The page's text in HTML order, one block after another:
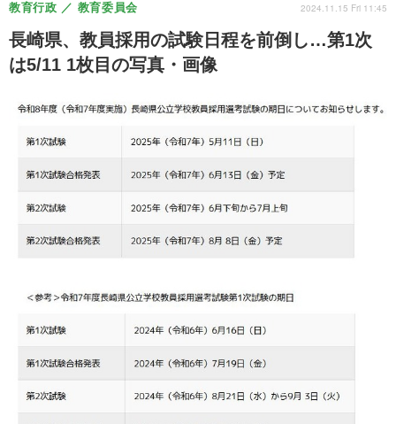
長崎県、教員採用の試験日程を前倒し…第1次
は5/11 1枚目の写真・画像
教育行政 教育委員会 2024.11.15 Fri 11:45